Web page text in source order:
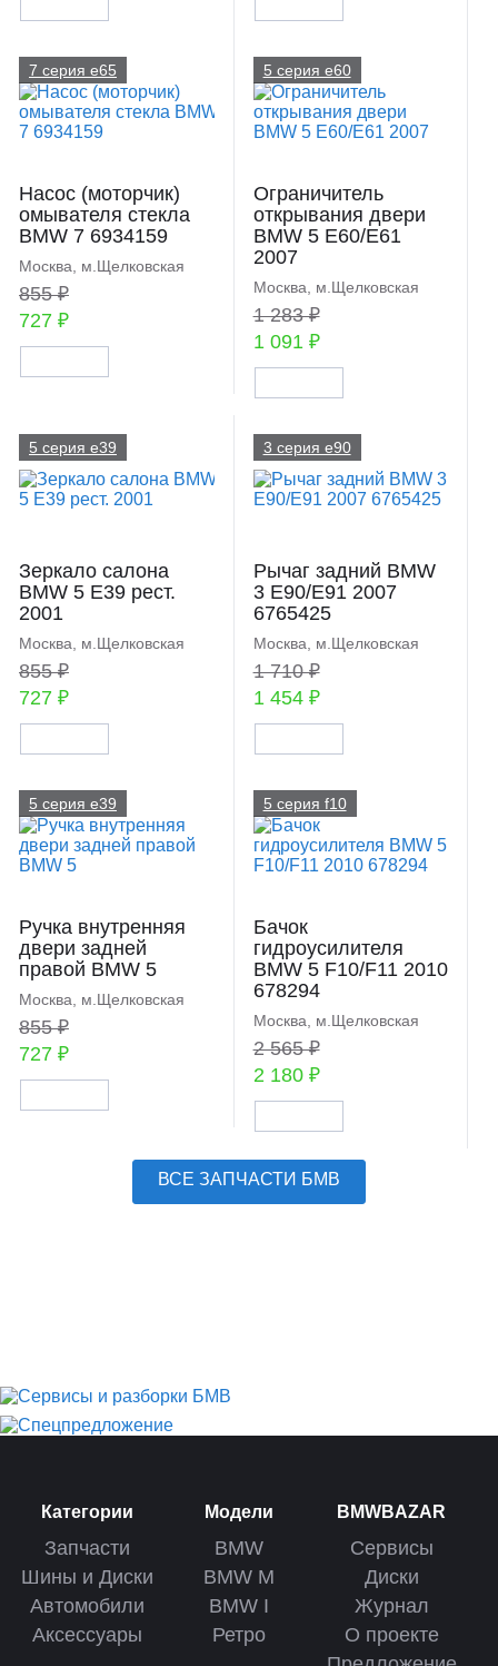
7 серия e65
Насос (моторчик)
омывателя стекла
BMW 7 6934159
Москва, м.Щелковская
855 ₽
727 ₽
5 серия e60
Ограничитель
открывания двери
BMW 5 E60/E61
2007
Москва, м.Щелковская
1 283 ₽
1 091 ₽
5 серия e39
Зеркало салона
BMW 5 E39 рест.
2001
Москва, м.Щелковская
855 ₽
727 ₽
3 серия e90
Рычаг задний BMW
3 E90/E91 2007
6765425
Москва, м.Щелковская
1 710 ₽
1 454 ₽
5 серия e39
Ручка внутренняя
двери задней
правой BMW 5
Москва, м.Щелковская
855 ₽
727 ₽
5 серия f10
Бачок
гидроусилителя
BMW 5 F10/F11 2010
678294
Москва, м.Щелковская
2 565 ₽
2 180 ₽
ВСЕ ЗАПЧАСТИ БМВ
Категории
Запчасти
Шины и Диски
Автомобили
Аксессуары
Модели
BMW
BMW M
BMW I
Ретро
BMWBAZAR
Сервисы
Диски
Журнал
О проекте